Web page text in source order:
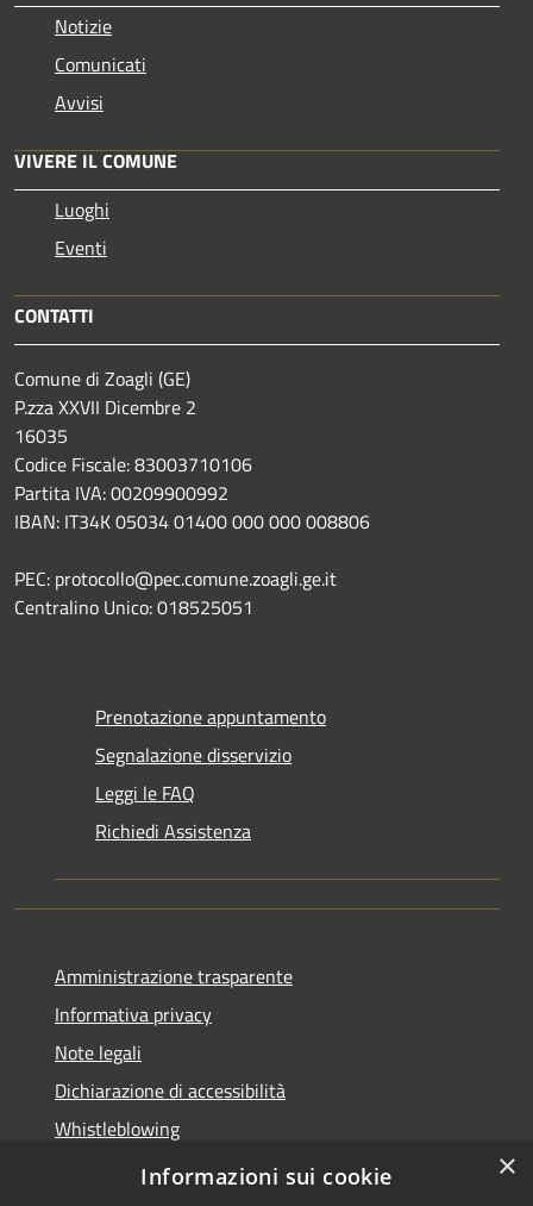
Notizie
Comunicati
Avvisi
VIVERE IL COMUNE
Luoghi
Eventi
CONTATTI
Comune di Zoagli (GE)
P.zza XXVII Dicembre 2
16035
Codice Fiscale: 83003710106
Partita IVA: 00209900992
IBAN: IT34K 05034 01400 000 000 008806
PEC: protocollo@pec.comune.zoagli.ge.it
Centralino Unico: 018525051
Prenotazione appuntamento
Segnalazione disservizio
Leggi le FAQ
Richiedi Assistenza
Amministrazione trasparente
Informativa privacy
Note legali
Dichiarazione di accessibilità
Whistleblowing
Piano di miglioramento dei servizi
×
Informazioni sui cookie